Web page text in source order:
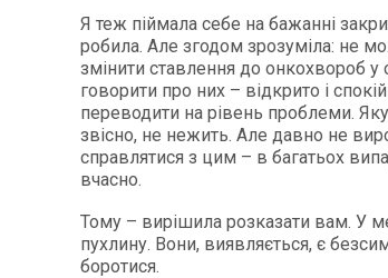
Я теж піймала себе на бажанні
робила. Але згодом зрозуміла: не
змінити ставлення до онкохвороб у
говорити про них – відкрито і
переводити на рівень проблеми.
звісно, не нежить. Але давно не
справлятися з цим – в багатьох
вчасно.
Тому – вирішила розказати вам. У
пухлину. Вони, виявляється, є
боротися.